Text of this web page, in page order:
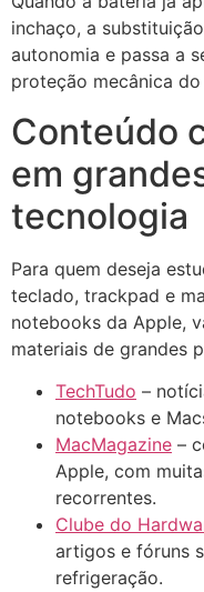
inchaço, a
autonomia e passa a
proteção mecânica
Conteúdo
em
tecnologia
Para quem deseja
teclado, trackpad e
notebooks da Apple,
materiais de grandes
TechTudo –
notebooks e
MacMagazine –
Apple, com
recorrentes.
Clube do
artigos e fóruns
refrigeração.